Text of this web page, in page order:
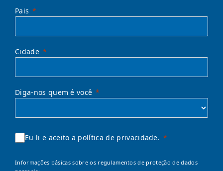
Pais
Cidade
Diga-nos quem é você
Eu li e aceito a política de privacidade.
Informações básicas sobre os regulamentos de proteção de dados